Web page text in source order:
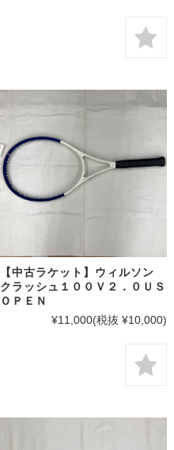
【中古ラケット】ウィルソン
クラッシュ１００Ｖ２．０ＵＳ
ＯＰＥＮ
¥11,000(税抜 ¥10,000)